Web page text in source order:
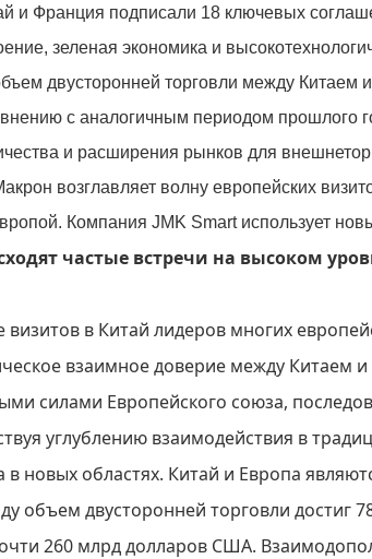
и Франция подписали 18 ключевых
зеленая экономика и
двусторонней торговли между
с аналогичным периодом прошлого
и расширения рынков для
частые встречи на высоком
в Китай лидеров многих
взаимное доверие между Китаем
силами Европейского союза,
углублению взаимодействия в
новых областях. Китай и Европа
объем двусторонней торговли достиг
260 млрд долларов США.